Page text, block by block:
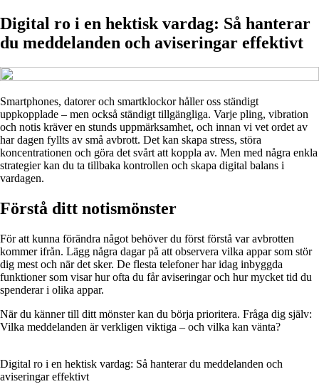
Digital ro i en hektisk vardag: Så hanterar
du meddelanden och aviseringar effektivt
Smartphones, datorer och smartklockor håller oss ständigt
uppkopplade – men också ständigt tillgängliga. Varje pling, vibration
och notis kräver en stunds uppmärksamhet, och innan vi vet ordet av
har dagen fyllts av små avbrott. Det kan skapa stress, störa
koncentrationen och göra det svårt att koppla av. Men med några enkla
strategier kan du ta tillbaka kontrollen och skapa digital balans i
vardagen.
Förstå ditt notismönster
För att kunna förändra något behöver du först förstå var avbrotten
kommer ifrån. Lägg några dagar på att observera vilka appar som stör
dig mest och när det sker. De flesta telefoner har idag inbyggda
funktioner som visar hur ofta du får aviseringar och hur mycket tid du
spenderar i olika appar.
När du känner till ditt mönster kan du börja prioritera. Fråga dig själv:
Vilka meddelanden är verkligen viktiga – och vilka kan vänta?
Digital ro i en hektisk vardag: Så hanterar du meddelanden och
aviseringar effektivt